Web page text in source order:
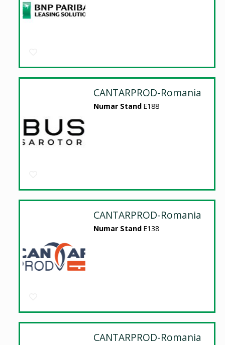
CANTARPROD-Romania
Numar Stand E188
CANTARPROD-Romania
Numar Stand E138
CANTARPROD-Romania